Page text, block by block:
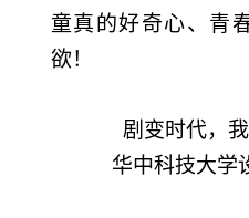
童真的好奇心、青
欲！
剧变时代，
华中科技大学